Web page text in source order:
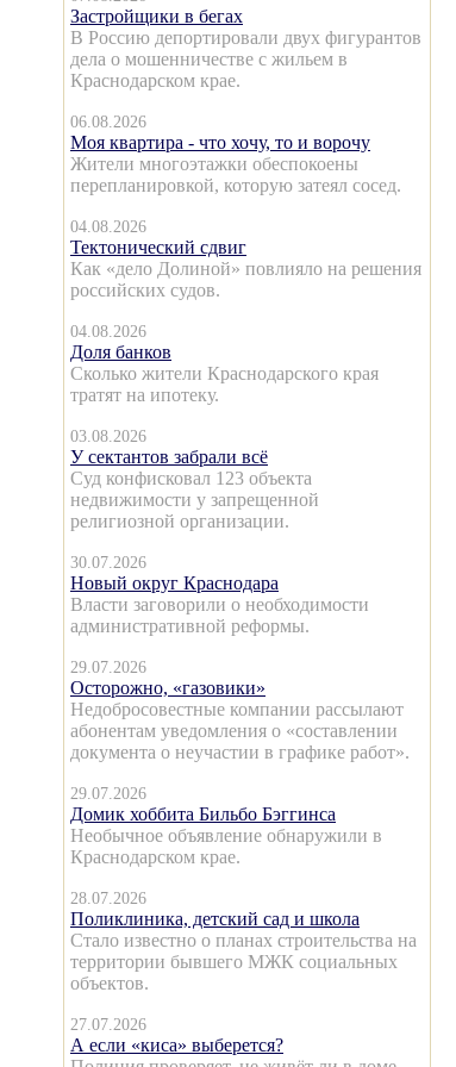
Застройщики в бегах
В Россию депортировали двух фигурантов
дела о мошенничестве с жильем в
Краснодарском крае.
06.08.2026
Моя квартира - что хочу, то и ворочу
Жители многоэтажки обеспокоены
перепланировкой, которую затеял сосед.
04.08.2026
Тектонический сдвиг
Как «дело Долиной» повлияло на решения
российских судов.
04.08.2026
Доля банков
Сколько жители Краснодарского края
тратят на ипотеку.
03.08.2026
У сектантов забрали всё
Суд конфисковал 123 объекта
недвижимости у запрещенной
религиозной организации.
30.07.2026
Новый округ Краснодара
Власти заговорили о необходимости
административной реформы.
29.07.2026
Осторожно, «газовики»
Недобросовестные компании рассылают
абонентам уведомления о «составлении
документа о неучастии в графике работ».
29.07.2026
Домик хоббита Бильбо Бэггинса
Необычное объявление обнаружили в
Краснодарском крае.
28.07.2026
Поликлиника, детский сад и школа
Стало известно о планах строительства на
территории бывшего МЖК социальных
объектов.
27.07.2026
А если «киса» выберется?